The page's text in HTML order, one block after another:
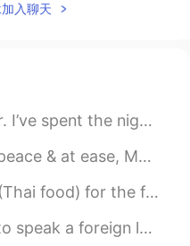
hike to see a cool
入聊天
new people. Thank you. 🙌🏻 It’s no...
he knows or judge all he sees.” - Poor...
my mom's help 😂 My mom is one of the be...
we will make grammar mistakes, but reme...